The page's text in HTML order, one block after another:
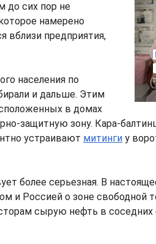
до сих пор не
намерено
вблизи предприятия,
населения по
и дальше. Этим
в домах
защитную зону. Кара-
устраивают митинги у
более серьезная. В
и Россией о зоне свободной
сырую нефть в соседних